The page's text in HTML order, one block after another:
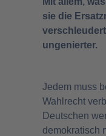
sie die
ungenierter.
Jedem muss
Wahlrecht
Deutschen
demokratisch